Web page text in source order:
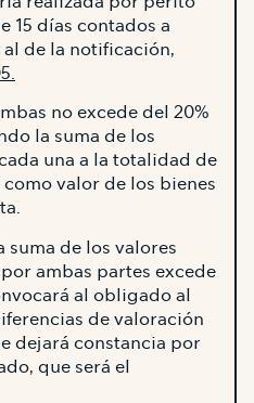
15 días contados a
de la notificación,
no excede del 20%
la suma de los
una a la totalidad de
valor de los bienes
suma de los valores
ambas partes excede
al obligado al
de valoración
dejará constancia por
que será el